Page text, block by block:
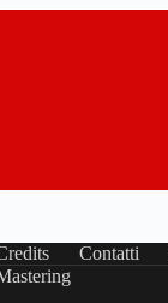
Contatti